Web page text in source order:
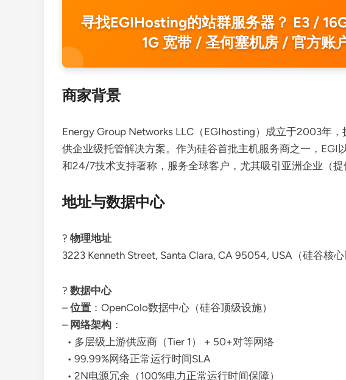
寻找EGIHosting的站群服务器？ E3 /
1G 宽带 / 圣何塞机房 / 官方账
商家背景
Energy Group Networks LLC（EGIhosting）成立于2003年
供企业级托管解决方案。作为硅谷首批主机服务商之一，EGI
和24/7技术支持著称，服务全球客户，尤其吸引亚洲企业（提
地址与数据中心
? 物理地址
3223 Kenneth Street, Santa Clara, CA 95054, USA（硅谷核心
? 数据中心
–位置 ：OpenColo数据中心（硅谷顶级设施）
– 网络架构 ：
• 多层级上游供应商（Tier 1） + 50+对等网络
• 99.99%网络正常运行时间SLA
• 2N电源冗余（100%电力正常运行时间保障）